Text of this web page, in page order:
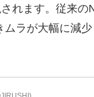
れます。従来
ラが大幅に減